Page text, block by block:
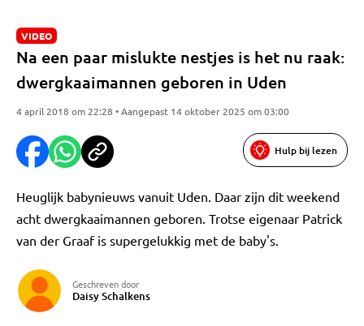
VIDEO
Na een paar mislukte nestjes is het nu raak:
dwergkaaimannen geboren in Uden
4 april 2018 om 22:28 • Aangepast 14 oktober 2025 om 03:00
Hulp bij lezen
Heuglijk babynieuws vanuit Uden. Daar zijn dit weekend
acht dwergkaaimannen geboren. Trotse eigenaar Patrick
van der Graaf is supergelukkig met de baby's.
Geschreven door
Daisy Schalkens